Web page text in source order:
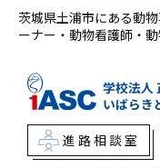
茨城県土浦市にある動
ーナー・動物看護師・
進路相談室